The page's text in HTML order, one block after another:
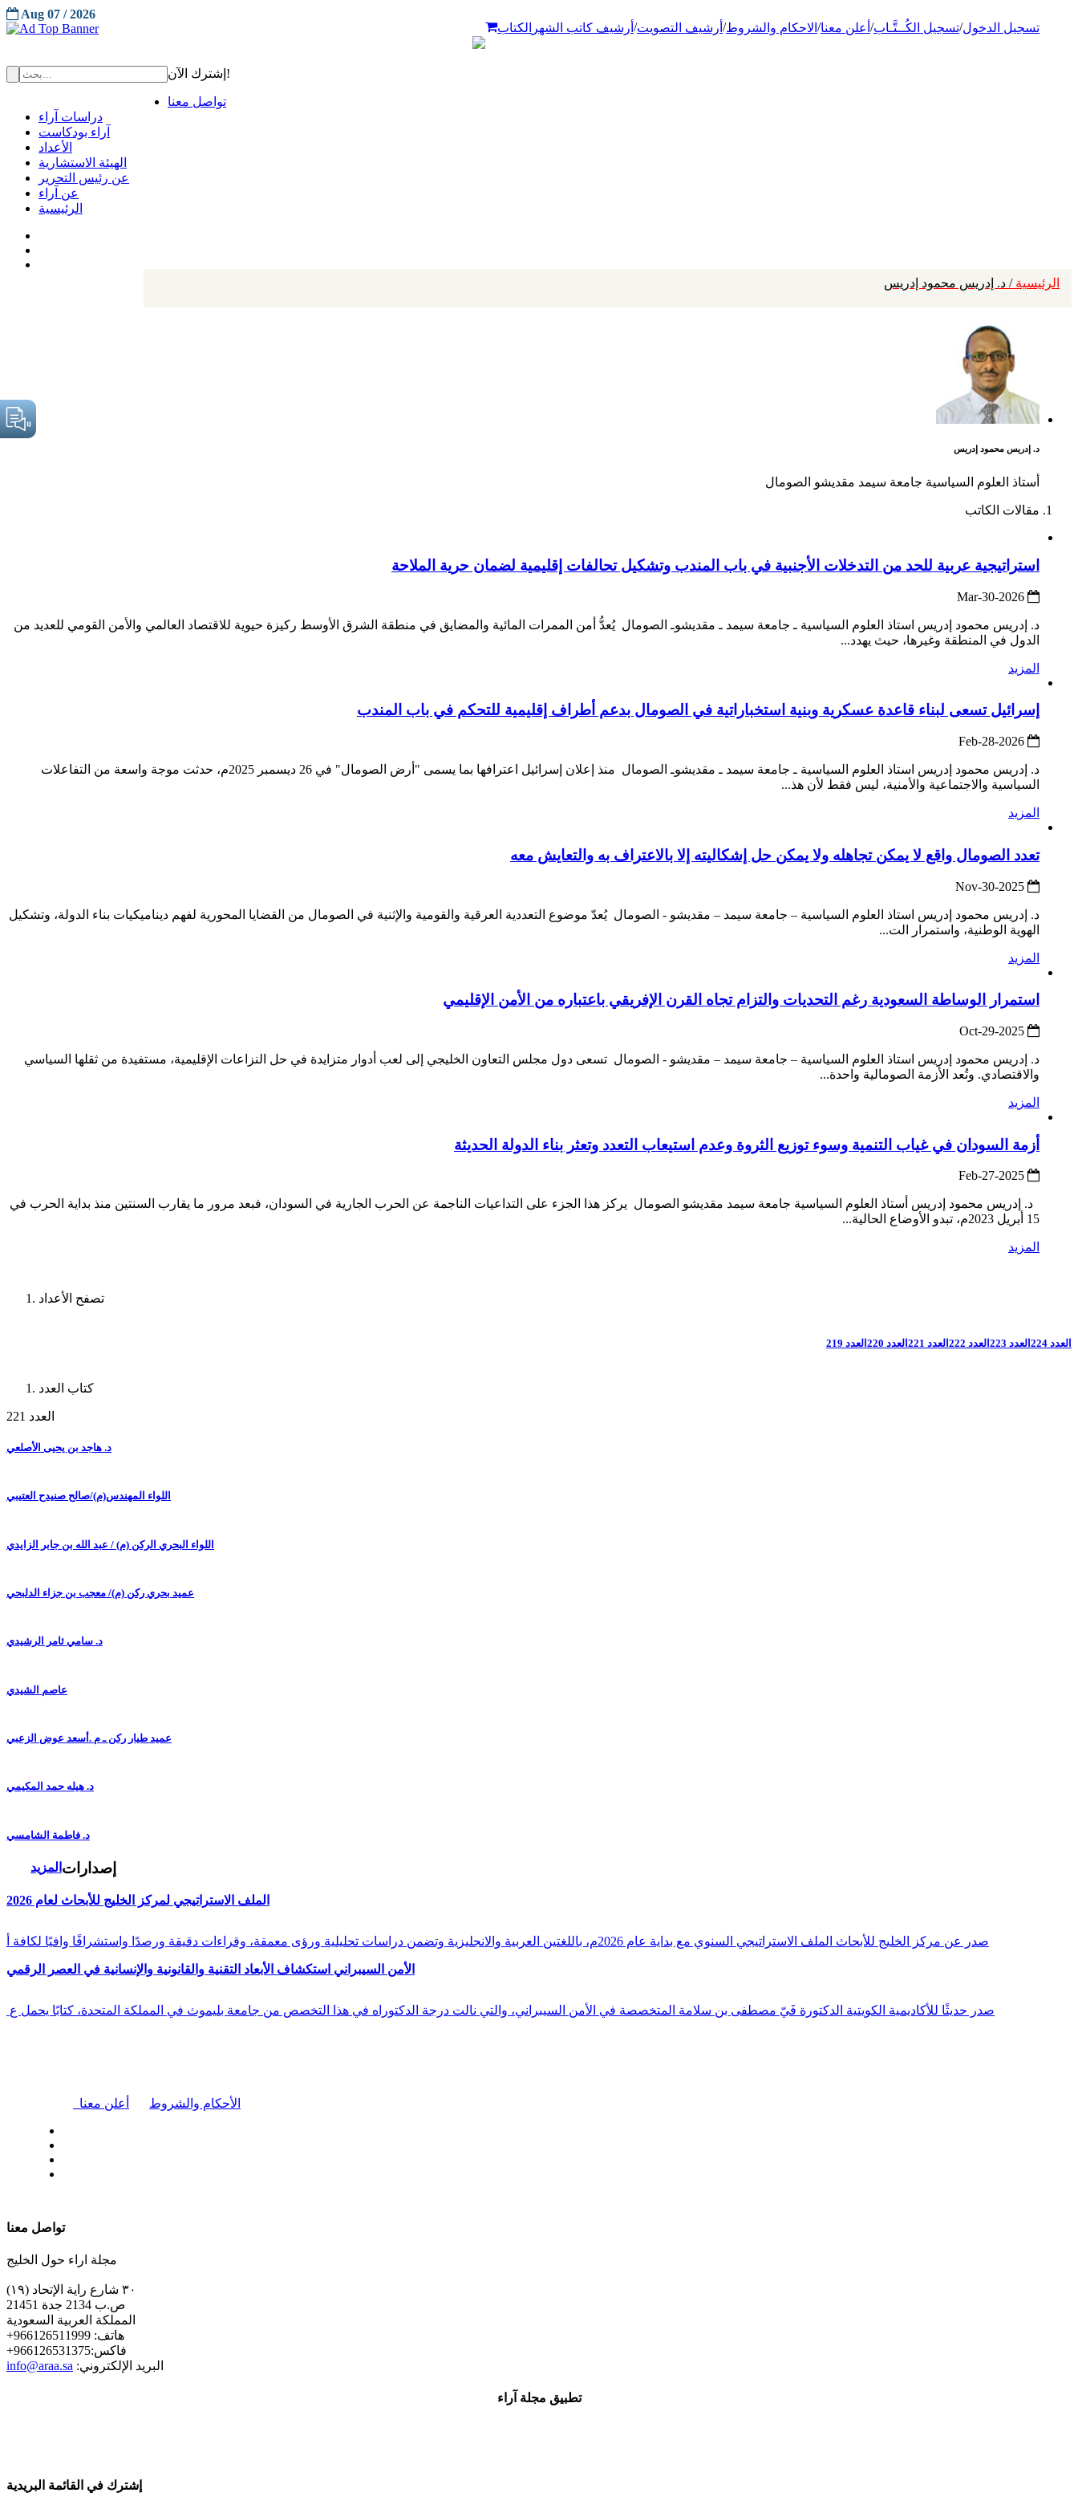
تسجيل الدخول/تسجيل الكُــتَّـاب/ أعلن معنا/ الاحكام والشروط/ أرشيف التصويت/ أرشيف كاتب الشهر الكتاب
Aug 07 / 2026
إشترك الآن!
تواصل معنا
دراسات آراء
آراء بودكاست
الأعداد
الهيئة الاستشارية
عن رئيس التحرير
عن آراء
الرئيسية
الرئيسية / د. إدريس محمود إدريس
د. إدريس محمود إدريس
أستاذ العلوم السياسية جامعة سيمد مقديشو الصومال
مقالات الكاتب
استراتيجية عربية للحد من التدخلات الأجنبية في باب المندب وتشكيل تحالفات إقليمية لضمان حرية الملاحة
د. إدريس محمود إدريس استاذ العلوم السياسية ـ جامعة سيمد ـ مقديشوـ الصومال يُعدُّ أمن الممرات المائية والمضايق في منطقة الشرق الأوسط ركيزة حيوية للاقتصاد العالمي والأمن القومي للعديد من
الدول في المنطقة وغيرها، حيث يهدد...
المزيد
إسرائيل تسعى لبناء قاعدة عسكرية وبنية استخباراتية في الصومال بدعم أطراف إقليمية للتحكم في باب المندب
د. إدريس محمود إدريس استاذ العلوم السياسية ـ جامعة سيمد ـ مقديشوـ الصومال منذ إعلان إسرائيل اعترافها بما يسمى "أرض الصومال" في 26 ديسمبر 2025م، حدثت موجة واسعة من التفاعلات
السياسية والاجتماعية والأمنية، ليس فقط لأن هذ...
المزيد
تعدد الصومال واقع لا يمكن تجاهله ولا يمكن حل إشكاليته إلا بالاعتراف به والتعايش معه
د. إدريس محمود إدريس استاذ العلوم السياسية – جامعة سيمد – مقديشو - الصومال يُعدّ موضوع التعددية العرقية والقومية والإثنية في ‎الصومال من القضايا المحورية لفهم ديناميكيات بناء الدولة، وتشكيل
الهوية الوطنية، واستمرار الت...
المزيد
استمرار الوساطة السعودية رغم التحديات والتزام تجاه القرن الإفريقي باعتباره من الأمن الإقليمي
د. إدريس محمود إدريس استاذ العلوم السياسية – جامعة سيمد – مقديشو - الصومال تسعى دول مجلس التعاون الخليجي إلى لعب أدوار متزايدة في حل النزاعات الإقليمية، مستفيدة من ثقلها السياسي
والاقتصادي. وتُعد الأزمة الصومالية واحدة...
المزيد
أزمة السودان في غياب التنمية وسوء توزيع الثروة وعدم استيعاب التعدد وتعثر بناء الدولة الحديثة
د. إدريس محمود إدريس أستاذ العلوم السياسية جامعة سيمد مقديشو الصومال يركز هذا الجزء على التداعيات الناجمة عن الحرب الجارية في السودان، فبعد مرور ما يقارب السنتين منذ بداية الحرب في
15 أبريل 2023م، تبدو الأوضاع الحالية...
المزيد
تصفح الأعداد
العدد 224 العدد 223 العدد 222 العدد 221 العدد 220 العدد 219
كتاب العدد
العدد 221
د. هاجد بن يحيى الأصلعي
اللواء المهندس(م)/صالح صنيدح العتيبي
اللواء البحري الركن (م) / عبد الله بن جابر الزايدي
عميد بحري ركن (م)/ معجب بن جزاء الدلبحي
د. سامي ثامر الرشيدي
عاصم الشيدي
عميد طيار ركن ـ م .أسعد عوض الزعبي
د. هيله حمد المكيمي
د. فاطمة الشامسي
المزيد إصدارات
الملف الاستراتيجي لمركز الخليج للأبحاث لعام 2026
صدر عن مركز الخليج للأبحاث الملف الاستراتيجي السنوي مع بداية عام 2026م، باللغتين العربية والانجليزية وتضمن دراسات تحليلية ورؤى معمقة، وقراءات دقيقة ورصدًا واستشرافًا وافيًا لكافة أ
الأمن السيبراني استكشاف الأبعاد التقنية والقانونية والإنسانية في العصر الرقمي
صدر حديثًا للأكاديمية الكويتية الدكتورة فَيّ مصطفى بن سلامة المتخصصة في الأمن السيبراني، والتي نالت درجة الدكتوراه في هذا التخصص من جامعة بليموث في المملكة المتحدة، كتابًا يحمل ع
أعلن معنا الأحكام والشروط
تواصل معنا
مجلة اراء حول الخليج
٣٠ شارع راية الإتحاد (١٩)
ص.ب 2134 جدة 21451
المملكة العربية السعودية
+هاتف: 966126511999
+فاكس:966126531375
info@araa.sa :البريد الإلكتروني
تطبيق مجلة آراء
إشترك في القائمة البريدية